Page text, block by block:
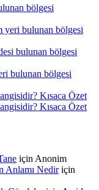
bölgesi
yeri bulunan bölgesi
bulunan bölgesi
bulunan bölgesi
Kısaca Özet
Kısaca Özet
için Anonim
Anlamı Nediriçin